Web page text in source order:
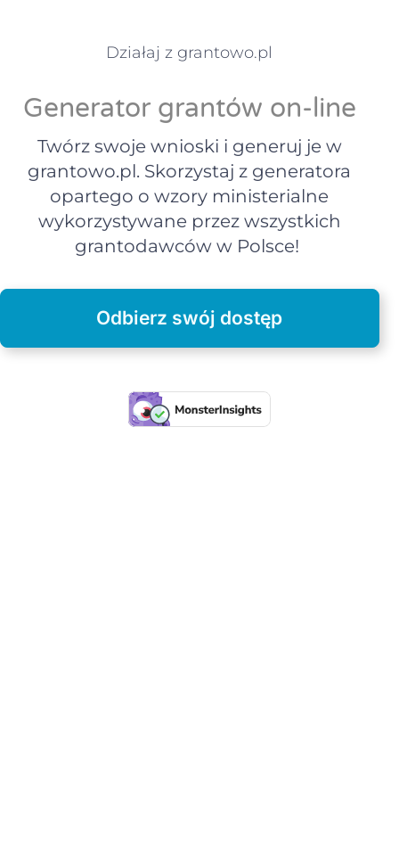
Działaj z grantowo.pl
Generator grantów on-line
Twórz swoje wnioski i generuj je w
grantowo.pl. Skorzystaj z generatora
opartego o wzory ministerialne
wykorzystywane przez wszystkich
grantodawców w Polsce!
Odbierz swój dostęp